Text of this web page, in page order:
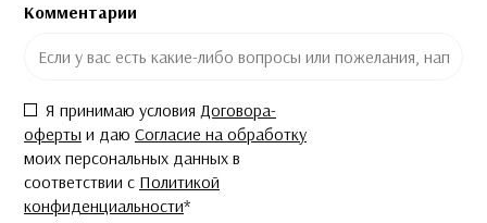
Комментарии
Согласие*
Я принимаю условия Договора-
оферты и даю Согласие на обработку
моих персональных данных в
соответствии с Политикой
конфиденциальности*